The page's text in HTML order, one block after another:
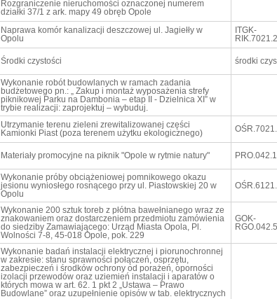
Rozgraniczenie nieruchomości oznaczonej numerem
działki 37/1 z ark. mapy 49 obręb Opole
Naprawa komór kanalizacji deszczowej ul. Jagiełły w
Opolu
ITGK-
Środki czystości środki
Wykonanie robót budowlanych w ramach zadania
budżetowego pn.: „ Zakup i montaż wyposażenia strefy
piknikowej Parku na Dambonia – etap II - Dzielnica XI” w
trybie realizacji: zaprojektuj – wybuduj.
Utrzymanie terenu zieleni zrewitalizowanej części
Kamionki Piast (poza terenem użytku ekologicznego)
Materiały promocyjne na piknik "Opole w rytmie natury"
Wykonanie próby obciążeniowej pomnikowego okazu
jesionu wyniosłego rosnącego przy ul. Piastowskiej 20 w
Opolu
Wykonanie 200 sztuk toreb z płótna bawełnianego wraz ze
znakowaniem oraz dostarczeniem przedmiotu zamówienia
do siedziby Zamawiającego: Urząd Miasta Opola, Pl.
Wolności 7-8, 45-018 Opole, pok. 229
GOK-
Wykonanie badań instalacji elektrycznej i piorunochronnej
w zakresie: stanu sprawności połączeń, osprzętu,
zabezpieczeń i środków ochrony od porażeń, oporności
izolacji przewodów oraz uziemień instalacji i aparatów o
których mowa w art. 62. 1 pkt 2 „Ustawa – Prawo
Budowlane” oraz uzupełnienie opisów w tab. elektrycznych